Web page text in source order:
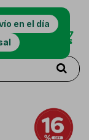
en el día